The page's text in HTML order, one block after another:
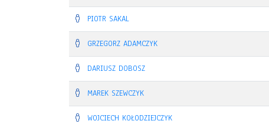
PIOTR SAKAL
GRZEGORZ ADAMCZYK
DARIUSZ DOBOSZ
MAREK SZEWCZYK
WOJCIECH KOŁODZIEJCZYK